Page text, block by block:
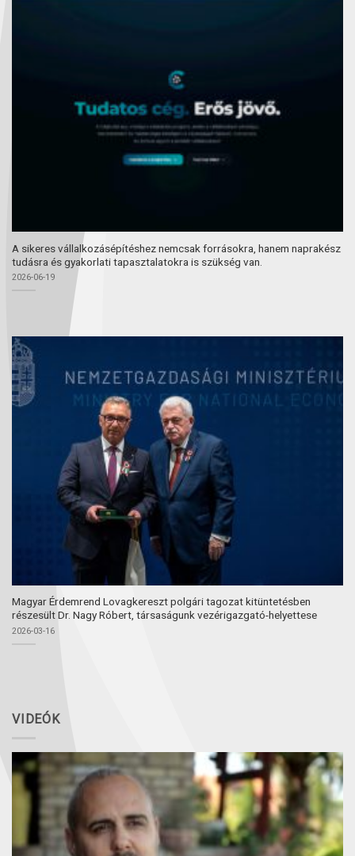
A sikeres vállalkozásépítéshez nemcsak forrásokra, hanem naprakész
tudásra és gyakorlati tapasztalatokra is szükség van.
2026-06-19
Magyar Érdemrend Lovagkereszt polgári tagozat kitüntetésben
részesült Dr. Nagy Róbert, társaságunk vezérigazgató-helyettese
2026-03-16
VIDEÓK